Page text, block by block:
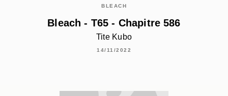
BLEACH
Bleach - T65 - Chapitre 586
Tite Kubo
14/11/2022